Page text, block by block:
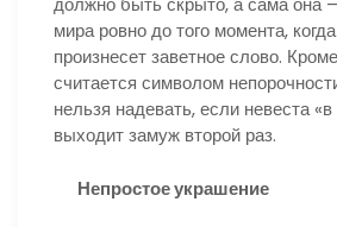
мира ровно до того момента,
произнесет заветное слово.
считается символом
нельзя надевать, если невеста
выходит замуж второй раз.
Непростое украшение